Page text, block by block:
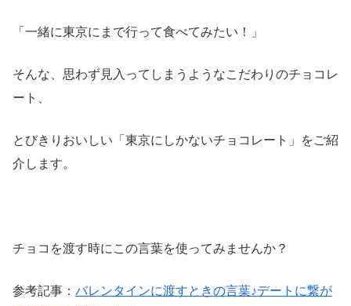
「一緒に東京にまで行って食べてみたい！」
そんな、思わず見入ってしまうようなこだわりのチョコレ
ート、
とびきりおいしい「東京にしかないチョコレート」をご紹
介します。
チョコを渡す時にこの言葉を使ってみませんか？
参考記事： バレンタインに渡すときの言葉♪デートに繋が